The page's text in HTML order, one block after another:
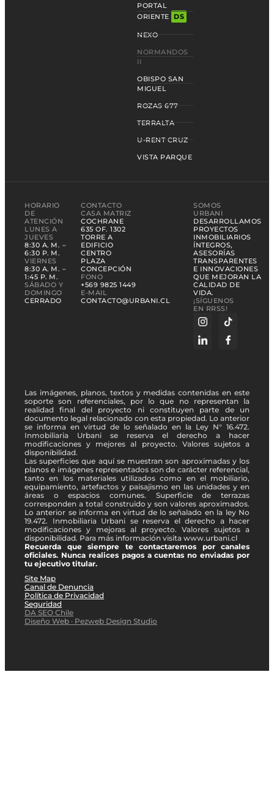
PORTAL
ORIENTE
DS
NEXO
NORMANDOS
II
OBISPO SAN
MIGUEL
ROZAS 677
TERRALTA
U-RENT CRUZ
VISTA PARQUE
HORARIO
DE
ATENCIÓN
LUNES A
JUEVES
8:30 A. M. –
6:30 P. M.
VIERNES
8:30 A. M. –
1:45 P. M.
SÁBADO Y
DOMINGO
CERRADO
CONTACTO
CASA MATRIZ
COCHRANE
635 OF. 1302
TORRE A
EDIFICIO
CENTRO
PLAZA
CONCEPCIÓN
FONO
+569 9825 1449
E-MAIL
CONTACTO@URBANI.CL
SOMOS
URBANI
DESARROLLAMOS
PROYECTOS
INMOBILIARIOS
ÍNTEGROS,
ASESORÍAS
TRANSPARENTES
E INNOVACIONES
QUE MEJORAN LA
CALIDAD DE
VIDA.
¡SÍGUENOS
EN RRSS!
Las imágenes, planos, textos y medidas contenidas en este
soporte son referenciales, por lo que no representan la
realidad final del proyecto ni constituyen parte de un
documento legal relacionado con esta propiedad. Lo anterior
se informa en virtud de lo señalado en la Ley N° 16.472.
Inmobiliaria Urbani se reserva el derecho a hacer
modificaciones y mejores al proyecto. Valores sujetos a
disponibilidad.
Las superficies que aquí se muestran son aproximadas y los
planos e imágenes representados son de carácter referencial,
tanto en los materiales utilizados como en el mobiliario,
equipamiento, artefactos y paisajismo en las unidades y en
áreas o espacios comunes. Superficie de terrazas
corresponden a total construido y son valores aproximados.
Lo anterior se informa en virtud de lo señalado en la ley No
19.472. Inmobiliaria Urbani se reserva el derecho a hacer
modificaciones y mejoras al proyecto. Valores sujetos a
disponibilidad. Para más información visita www.urbani.cl
Recuerda que siempre te contactaremos por canales
oficiales. Nunca realices pagos a cuentas no enviadas por
tu ejecutivo titular.
Site Map
Canal de Denuncia
Política de Privacidad
Seguridad
DA SEO Chile
Diseño Web · Pezweb Design Studio